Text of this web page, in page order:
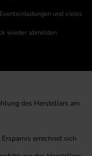
und vieles
wieder abmelden.
des Herstellers am
errechnet sich